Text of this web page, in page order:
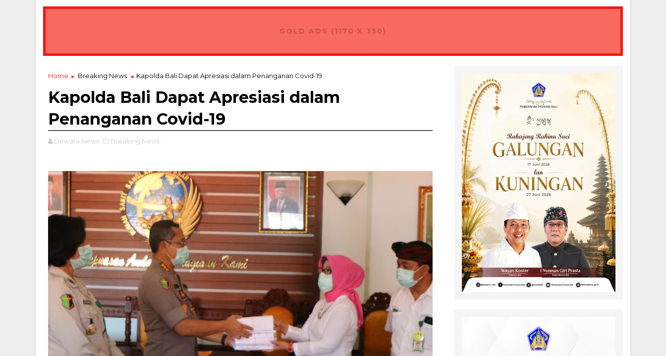
GOLD ADS (1170 X 350)
Home Breaking News Kapolda Bali Dapat Apresiasi dalam Penanganan Covid-19
Kapolda Bali Dapat Apresiasi dalam
Penanganan Covid-19
Dewata News Breaking News,